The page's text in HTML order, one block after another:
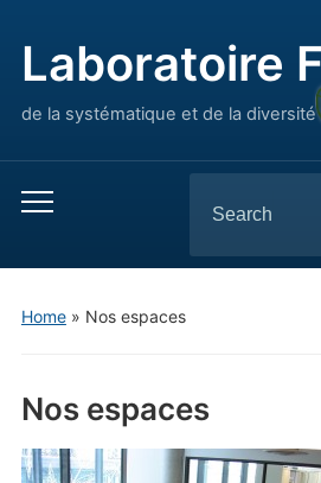
Laboratoire
de la systématique et de la
Toggle
menu
for:
Home» Nos espaces
Nos espaces